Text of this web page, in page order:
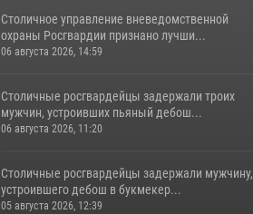
Столичное управление вневедомственной
охраны Росгвардии признано лучши...
06 августа 2026, 14:59
Столичные росгвардейцы задержали троих
мужчин, устроивших пьяный дебош...
06 августа 2026, 11:20
Столичные росгвардейцы задержали мужчину,
устроившего дебош в букмекер...
05 августа 2026, 12:39